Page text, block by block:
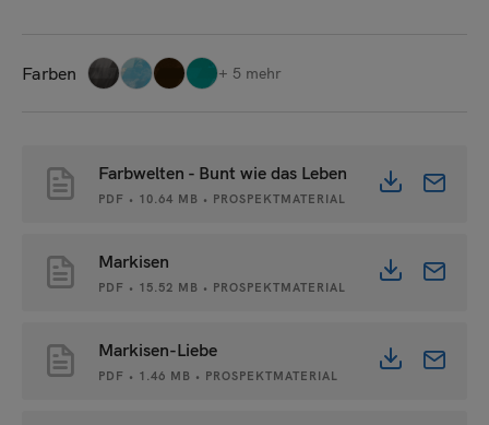
Farben + 5 mehr
Farbwelten - Bunt wie das Leben
PDF • 10.64 MB • PROSPEKTMATERIAL
Markisen
PDF • 15.52 MB • PROSPEKTMATERIAL
Markisen-Liebe
PDF • 1.46 MB • PROSPEKTMATERIAL